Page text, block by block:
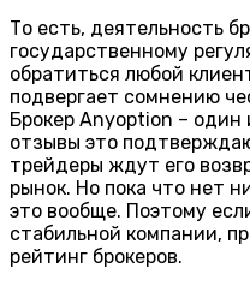
То есть, деятельность
государственному
обратиться любой
подвергает сомнению
Брокер Anyoption –
отзывы это
трейдеры ждут его
рынок. Но пока что нет
это вообще. Поэтому
стабильной компании,
рейтинг брокеров.